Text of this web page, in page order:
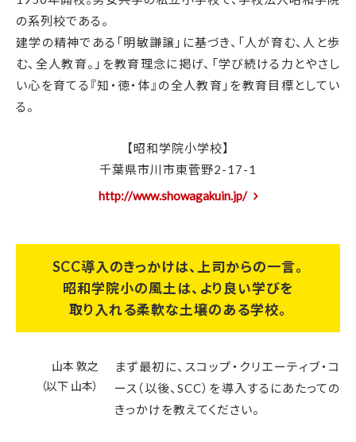
の系列校である。
建学の精神である「明敏謙譲」に基づき、「人が育む、人と歩
む、全人教育。」を教育理念に掲げ、「学び続ける力とやさし
い心を育てる『知・徳・体』の全人教育」を教育目標としてい
る。
【昭和学院小学校】
千葉県市川市東菅野2-17-1
http://www.showagakuin.jp/
SCC導入のきっかけは、上司からの一言。
昭和学院小の風土は、より良い学びを
取り入れる柔軟な土壌のある学校。
山本 敦之
（以下 山本）
まず最初に、スコップ・クリエーティブ・コ
ース（以後、SCC）を導入するにあたっての
きっかけを教えてください。